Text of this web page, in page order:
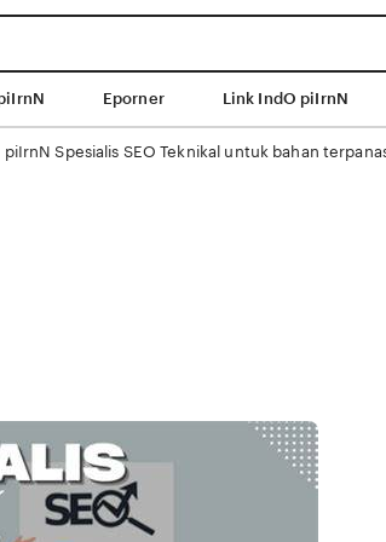
Eporner Link IndO piIrnN
piIrnN Spesialis SEO Teknikal untuk bahan